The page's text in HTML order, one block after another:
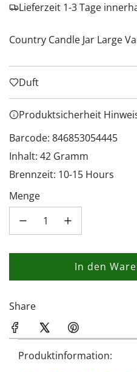
Lieferzeit 1-3 Tage
Country Candle Jar Large
Duft
Produktsicherheit
Barcode: 846853054445
Inhalt: 42 Gramm
Brennzeit: 10-15 Hours
Menge
In den
Share
Produktinformation: